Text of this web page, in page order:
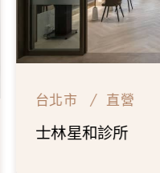
台北市 直營
士林星和診所